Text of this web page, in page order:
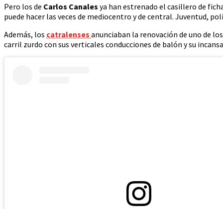
Pero los de Carlos Canales ya han estrenado el casillero de
puede hacer las veces de mediocentro y de central. Juventud,
Además, los catralenses anunciaban la renovación de uno de
carril zurdo con sus verticales conducciones de balón y su